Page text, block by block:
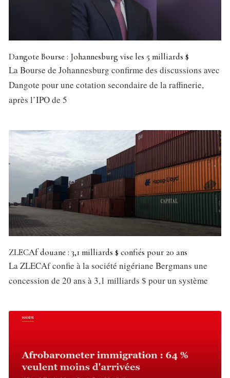
Dangote Bourse : Johannesburg vise les 5 milliards $
La Bourse de Johannesburg confirme des discussions avec
Dangote pour une cotation secondaire de la raffinerie,
après l’IPO de 5
ZLECAf douane : 3,1 milliards $ confiés pour 20 ans
La ZLECAf confie à la société nigériane Bergmans une
concession de 20 ans à 3,1 milliards $ pour un système